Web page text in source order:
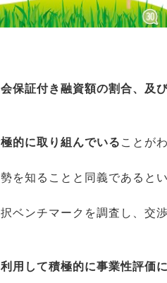
保証付き融資額の割合、及
的に取り組んでいる ことが
を知ることと同義であるとい
ベンチマークを調査し、交
用して積極的に事業性評価